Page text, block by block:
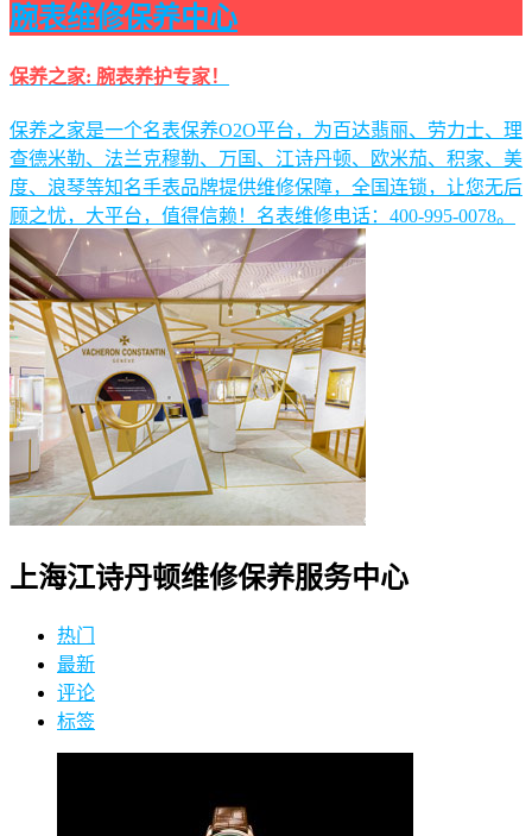
腕表维修保养中心
保养之家: 腕表养护专家！
保养之家是一个名表保养O2O平台，为百达翡丽、劳力士、理
查德米勒、法兰克穆勒、万国、江诗丹顿、欧米茄、积家、美
度、浪琴等知名手表品牌提供维修保障，全国连锁，让您无后
顾之忧，大平台，值得信赖！名表维修电话：400-995-0078。
上海江诗丹顿维修保养服务中心
热门
最新
评论
标签